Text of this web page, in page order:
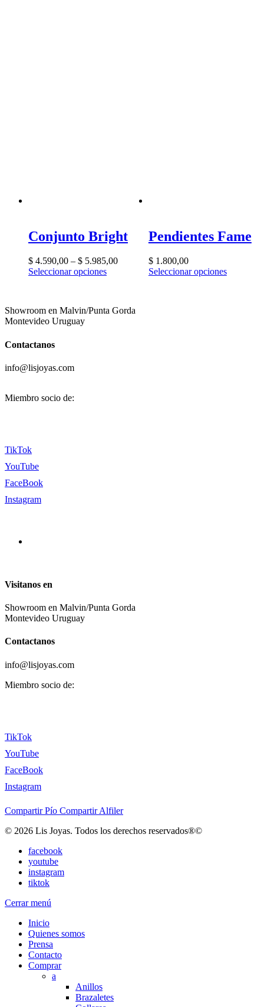
Conjunto Bright
$ 4.590,00 – $ 5.985,00
Seleccionar opciones
Pendientes Fame
$1.800,00
Seleccionar opciones
Showroom en Malvin/Punta Gorda
Montevideo Uruguay
Contactanos
info@lisjoyas.com
Miembro socio de:
TikTok
YouTube
FaceBook
Instagram
Visitanos en
Showroom en Malvin/Punta Gorda
Montevideo Uruguay
Contactanos
info@lisjoyas.com
Miembro socio de:
TikTok
YouTube
FaceBook
Instagram
Compartir Pío Compartir Alfiler
© 2026 Lis Joyas. Todos los derechos reservados®©
facebook
youtube
instagram
tiktok
Cerrar menú
Inicio
Quienes somos
Prensa
Contacto
Comprar
a
Anillos
Brazaletes